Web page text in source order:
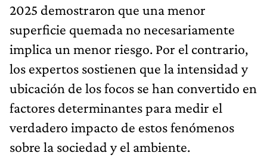
2025 demostraron que una menor
superficie quemada no necesariamente
implica un menor riesgo. Por el contrario,
los expertos sostienen que la intensidad y
ubicación de los focos se han convertido en
factores determinantes para medir el
verdadero impacto de estos fenómenos
sobre la sociedad y el ambiente.